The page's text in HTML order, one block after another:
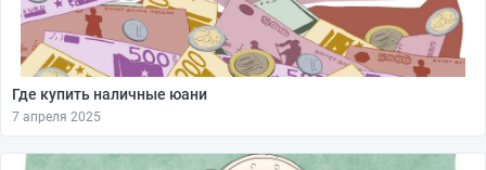
Где купить наличные юани
7 апреля 2025